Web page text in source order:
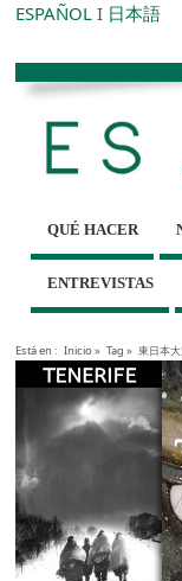
ESPAÑOL I 日本語
QUÉ HACER
ENTREVISTAS
Está en : Inicio» Tag » 東日本